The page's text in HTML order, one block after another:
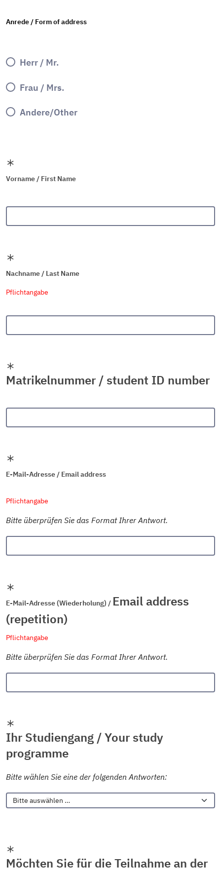
Anrede / Form of address
Herr / Mr.
Frau / Mrs.
Andere/Other
Vorname / First Name
Nachname / Last Name
Pflichtangabe
Matrikelnummer / student ID number
E-Mail-Adresse / Email address
Pflichtangabe
Bitte überprüfen Sie das Format Ihrer Antwort.
E-Mail-Adresse (Wiederholung) / Email address
(repetition)
Pflichtangabe
Bitte überprüfen Sie das Format Ihrer Antwort.
Ihr Studiengang / Your study
programme
Bitte wählen Sie eine der folgenden Antworten:
Möchten Sie für die Teilnahme an der